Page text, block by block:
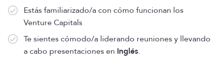
Estás familiarizado/a con cómo funcionan los
Venture Capitals
Te sientes cómodo/a liderando reuniones y llevando
a cabo presentaciones en Inglés.